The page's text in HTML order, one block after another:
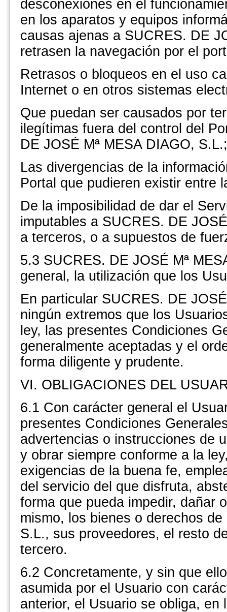
desconexiones en el
en los aparatos y equipos
causas ajenas a SUCRES. DE
retrasen la navegación por el
Retrasos o bloqueos en el uso
Internet o en otros sistemas
Que puedan ser causados por
ilegítimas fuera del control del
DE JOSÉ Mª MESA DIAGO,
Las divergencias de la
Portal que pudieren existir entre
De la imposibilidad de dar el
imputables a SUCRES. DE
a terceros, o a supuestos de
5.3 SUCRES. DE JOSÉ Mª
general, la utilización que los
En particular SUCRES. DE
ningún extremos que los
ley, las presentes Condiciones
generalmente aceptadas y el
forma diligente y prudente.
VI. OBLIGACIONES DEL
6.1 Con carácter general el
presentes Condiciones
advertencias o instrucciones de
y obrar siempre conforme a la
exigencias de la buena fe,
del servicio del que disfruta,
forma que pueda impedir, dañar
mismo, los bienes o derechos
S.L., sus proveedores, el resto
tercero.
6.2 Concretamente, y sin que
asumida por el Usuario con
anterior, el Usuario se obliga, en